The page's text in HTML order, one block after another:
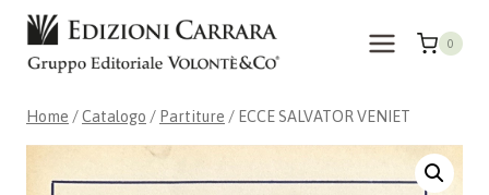
Salta
contenuto
0
Home /Catalogo / Partiture / ECCE SALVATOR VENIET